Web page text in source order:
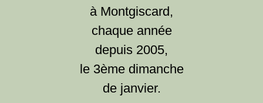
à Montgiscard,
chaque année
depuis 2005,
le 3ème dimanche
de janvier.